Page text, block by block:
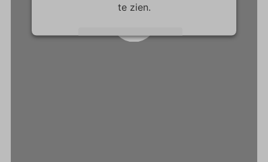
te zien.
Meer informatie